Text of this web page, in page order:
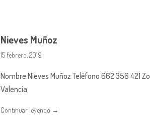
Nieves Muñoz
15 febrero, 2019
Nombre Nieves Muñoz Teléfono 662 356 421
Valencia
Continuar leyendo →